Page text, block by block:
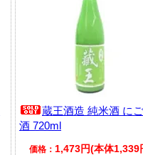
蔵王酒造 純米酒 に
酒 720ml
価格： 1,473円(本体1,339